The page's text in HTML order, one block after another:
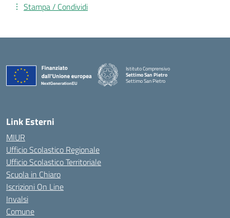
Stampa / Condividi
Istituto Comprensivo
Settimo San Pietro
Settimo San Pietro
Link Esterni
MIUR
Ufficio Scolastico Regionale
Ufficio Scolastico Territoriale
Scuola in Chiaro
Iscrizioni On Line
Invalsi
Comune